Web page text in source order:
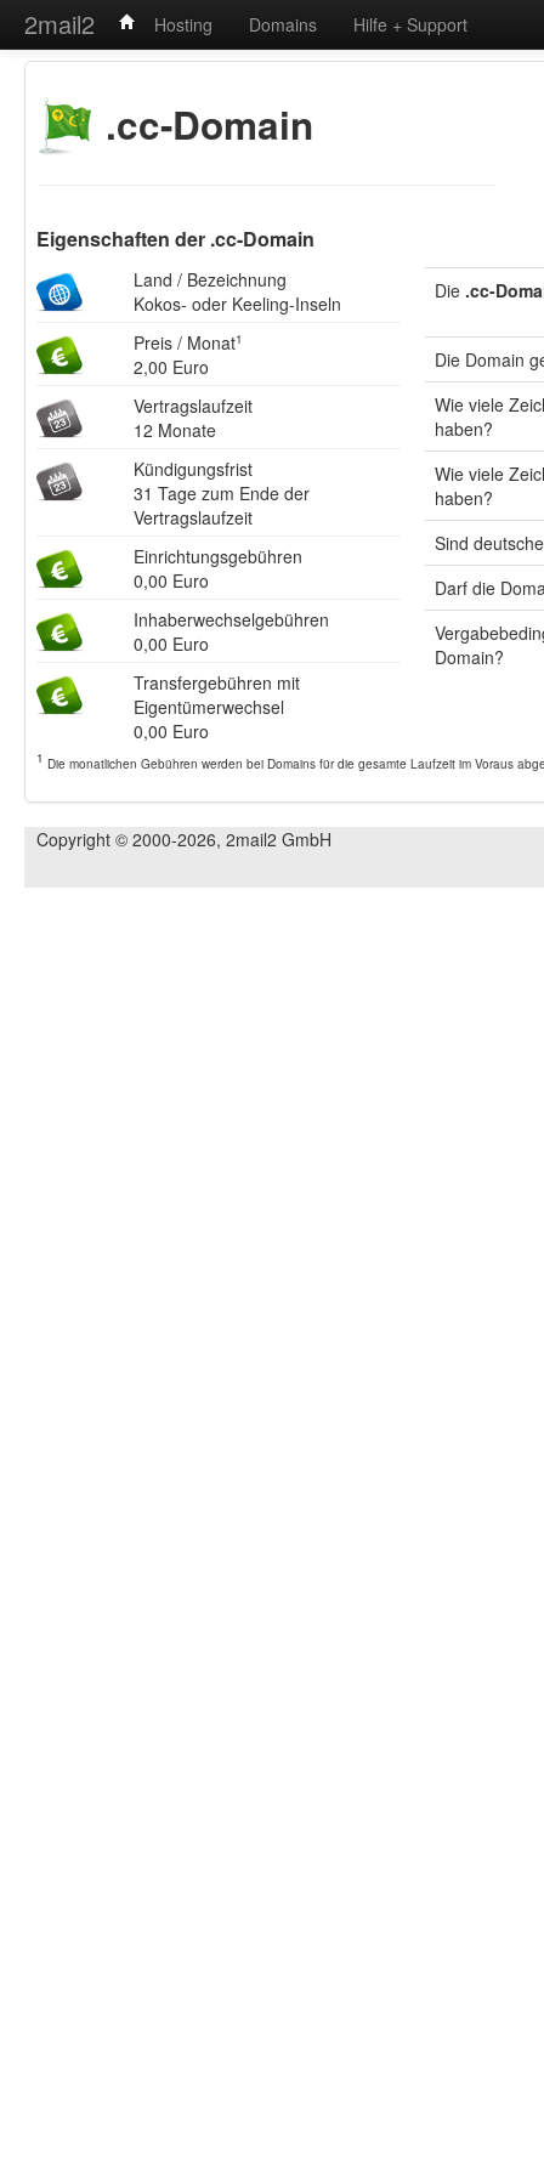
2mail2 Hosting Domains Hilfe + Support
.cc-Domain
Eigenschaften der .cc-Domain
Land / Bezeichnung
Kokos- oder Keeling-Inseln
Preis / Monat1
2,00 Euro
Vertragslaufzeit
12 Monate
Kündigungsfrist
31 Tage zum Ende der
Vertragslaufzeit
Einrichtungsgebühren
0,00 Euro
Inhaberwechselgebühren
0,00 Euro
Transfergebühren mit
Eigentümerwechsel
0,00 Euro
Die .cc-
Die Domain
Wie viele
haben?
Wie viele
haben?
Sind
Darf die
Domain?
1 Die monatlichen Gebühren werden bei Domains für die gesamte Laufzeit im Voraus
Copyright © 2000-2026, 2mail2 GmbH